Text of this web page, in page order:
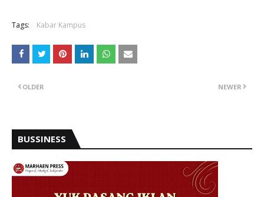
Tags: Kabar Kampus
NEWER
OLDER
BUSSINESS